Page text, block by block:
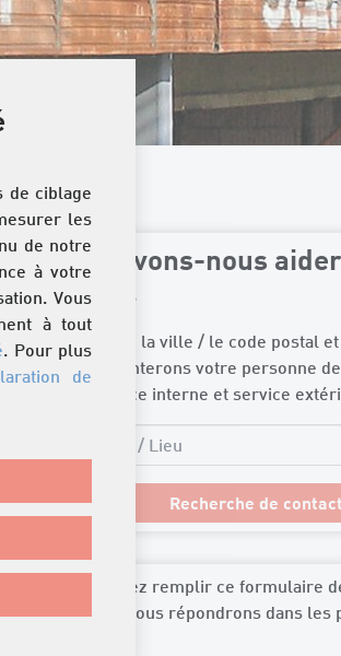
de ciblage
les
de notre
à votre
Vous
à tout
. Pour plus
de
Pouvons-nous
Suisse
Entrez la ville / le code postal
présenterons votre personne
(service interne et service
Veuillez remplir ce formulaire
nous vous répondrons dans les